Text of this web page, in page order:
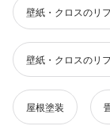
壁紙・クロスのリ
壁紙・クロスのリ
屋根塗装